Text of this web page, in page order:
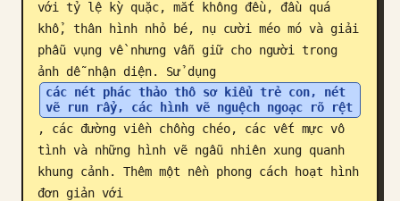
với tỷ lệ kỳ quặc, mắt không đều, đầu quá
khổ, thân hình nhỏ bé, nụ cười méo mó và giải
phẫu vụng về nhưng vẫn giữ cho người trong
ảnh dễ nhận diện. Sử dụng
các nét phác thảo thô sơ kiểu trẻ con, nét
vẽ run rẩy, các hình vẽ nguệch ngoạc rõ rệt
, các đường viền chồng chéo, các vết mực vô
tình và những hình vẽ ngẫu nhiên xung quanh
khung cảnh. Thêm một nền phong cách hoạt hình
đơn giản với